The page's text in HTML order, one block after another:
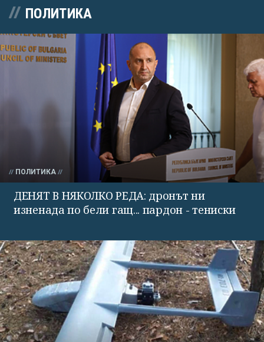
ПОЛИТИКА
ПОЛИТИКА
ДЕНЯТ В НЯКОЛКО РЕДА: дронът ни
изненада по бели гащ... пардон - тениски